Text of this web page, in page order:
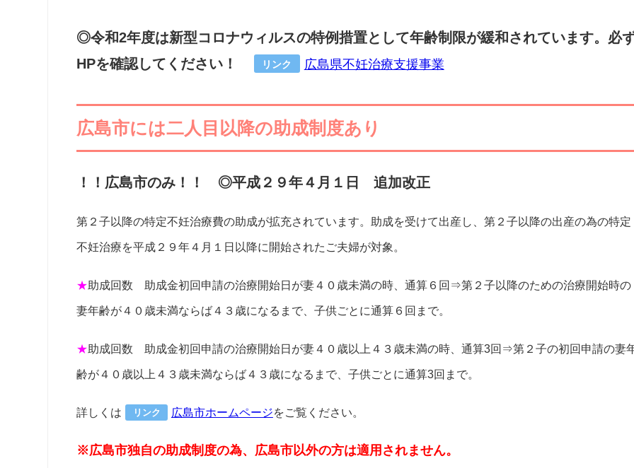
◎令和2年度は新型コロナウィルスの特例措置として年齢制限が緩和されています。必
HPを確認してください！
リンク 広島県不妊治療支援事業
広島市には二人目以降の助成制度あり
！！広島市のみ！！ ◎平成２９年４月１日 追加改正
第２子以降の特定不妊治療費の助成が拡充されています。助成を受けて出産し、第２子以降の出産の為の特定
不妊治療を平成２９年４月１日以降に開始されたご夫婦が対象。
★助成回数 助成金初回申請の治療開始日が妻４０歳未満の時、通算６回⇒第２子以降のための治療開始時の
妻年齢が４０歳未満ならば４３歳になるまで、子供ごとに通算６回まで。
★助成回数 助成金初回申請の治療開始日が妻４０歳以上４３歳未満の時、通算3回⇒第２子の初回申請の妻
齢が４０歳以上４３歳未満ならば４３歳になるまで、子供ごとに通算3回まで。
詳しくは リンク 広島市ホームページをご覧ください。
※広島市独自の助成制度の為、広島市以外の方は適用されません。